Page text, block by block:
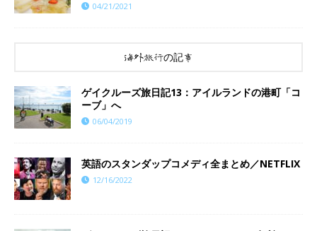
04/21/2021
海外旅行の記事
ゲイクルーズ旅日記13：アイルランドの港町「コ
ーブ」へ
06/04/2019
英語のスタンダップコメディ全まとめ／NETFLIX
12/16/2022